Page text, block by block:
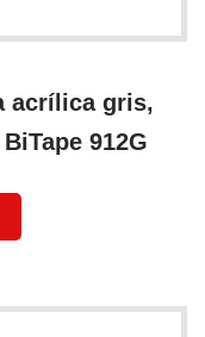
acrílica gris,
912G